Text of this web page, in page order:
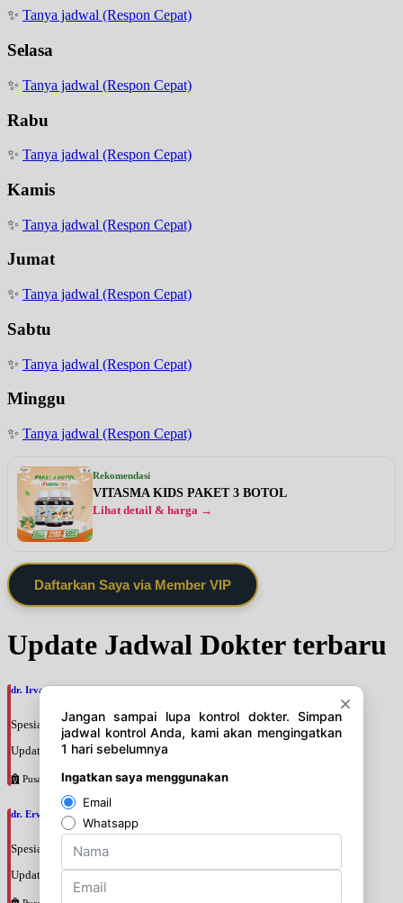
✨ Tanya jadwal (Respon Cepat)
Selasa
✨ Tanya jadwal (Respon Cepat)
Rabu
✨ Tanya jadwal (Respon Cepat)
Kamis
✨ Tanya jadwal (Respon Cepat)
Jumat
✨ Tanya jadwal (Respon Cepat)
Sabtu
✨ Tanya jadwal (Respon Cepat)
Minggu
✨ Tanya jadwal (Respon Cepat)
Rekomendasi
VITASMA KIDS PAKET 3 BOTOL
Lihat detail & harga →
Daftarkan Saya via Member VIP
Update Jadwal Dokter terbaru
dr. Irvan Adenin, SpOGKFM
Spesialis: Kebidanan & Kandungan
Update terakhir: 2026-08-07 16:10:01
Pusat Pertamina
dr. Erwinsyah Hasyim Harahap, M.Kes
Spesialis: Kebidanan & Kandungan
Update terakhir: 2026-08-07 16:02:11